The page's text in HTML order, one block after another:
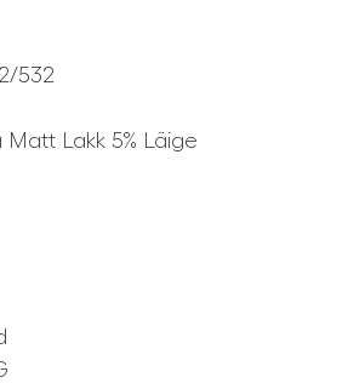
532
Matt Lakk 5% Läige